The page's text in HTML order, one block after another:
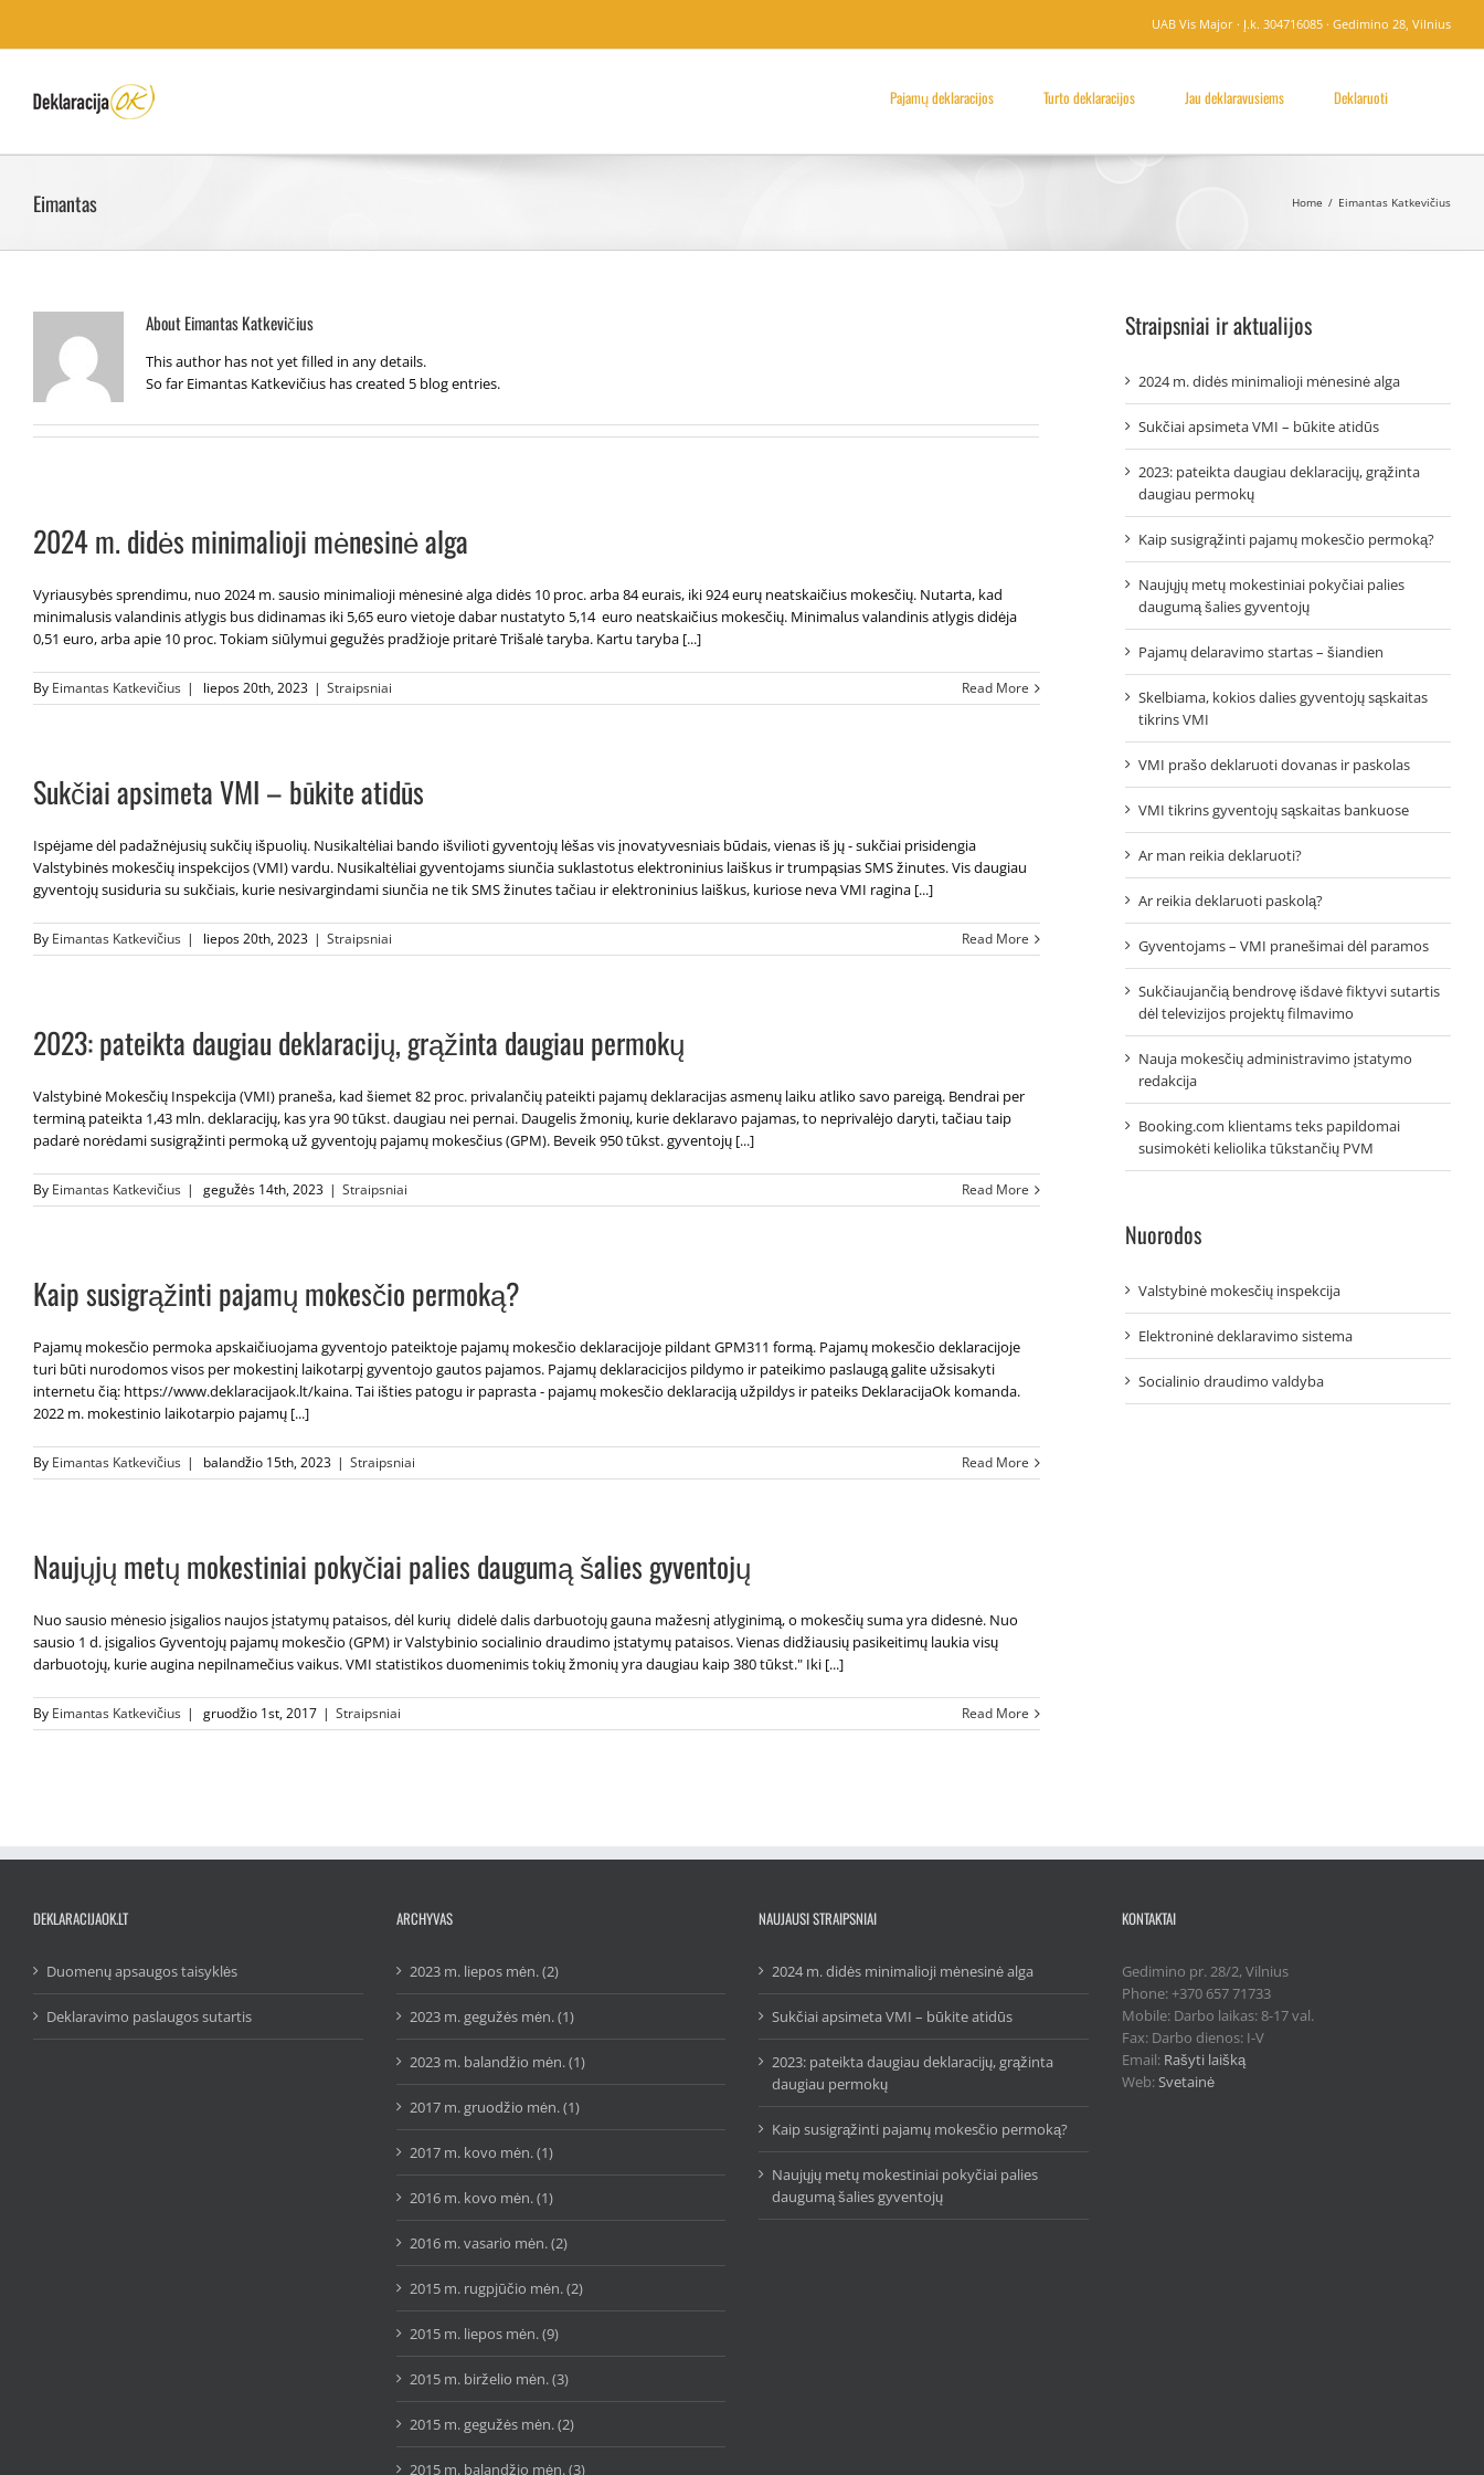
UAB Vis Major · Į.k. 304716085 · Gedimino 28, Vilnius
Pajamų deklaracijos Turto deklaracijos Jau deklaravusiems Deklaruoti
Eimantas Home / Eimantas Katkevičius
AboutEimantas Katkevičius
This author has not yet filled in any details.
So far Eimantas Katkevičius has created 5 blog entries.
2024 m. didės minimalioji mėnesinė alga
Vyriausybės sprendimu, nuo 2024 m. sausio minimalioji mėnesinė alga didės 10 proc. arba 84 eurais, iki 924 eurų neatskaičius mokesčių. Nutarta, kad
minimalusis valandinis atlygis bus didinamas iki 5,65 euro vietoje dabar nustatyto 5,14 euro neatskaičius mokesčių. Minimalus valandinis atlygis didėja
0,51 euro, arba apie 10 proc. Tokiam siūlymui gegužės pradžioje pritarė Trišalė taryba. Kartu taryba [...]
By Eimantas Katkevičius | liepos 20th, 2023 | Straipsniai Read More
Sukčiai apsimeta VMI – būkite atidūs
Ispėjame dėl padažnėjusių sukčių išpuolių. Nusikaltėliai bando išvilioti gyventojų lėšas vis įnovatyvesniais būdais, vienas iš jų - sukčiai prisidengia
Valstybinės mokesčių inspekcijos (VMI) vardu. Nusikaltėliai gyventojams siunčia suklastotus elektroninius laiškus ir trumpąsias SMS žinutes. Vis daugiau
gyventojų susiduria su sukčiais, kurie nesivargindami siunčia ne tik SMS žinutes tačiau ir elektroninius laiškus, kuriose neva VMI ragina [...]
By Eimantas Katkevičius | liepos 20th, 2023 | Straipsniai Read More
2023: pateikta daugiau deklaracijų, grąžinta daugiau permokų
Valstybinė Mokesčių Inspekcija (VMI) praneša, kad šiemet 82 proc. privalančių pateikti pajamų deklaracijas asmenų laiku atliko savo pareigą. Bendrai per
terminą pateikta 1,43 mln. deklaracijų, kas yra 90 tūkst. daugiau nei pernai. Daugelis žmonių, kurie deklaravo pajamas, to neprivalėjo daryti, tačiau taip
padarė norėdami susigrąžinti permoką už gyventojų pajamų mokesčius (GPM). Beveik 950 tūkst. gyventojų [...]
By Eimantas Katkevičius | gegužės 14th, 2023 | Straipsniai Read More
Kaip susigrąžinti pajamų mokesčio permoką?
Pajamų mokesčio permoka apskaičiuojama gyventojo pateiktoje pajamų mokesčio deklaracijoje pildant GPM311 formą. Pajamų mokesčio deklaracijoje
turi būti nurodomos visos per mokestinį laikotarpį gyventojo gautos pajamos. Pajamų deklaracicijos pildymo ir pateikimo paslaugą galite užsisakyti
internetu čią: https://www.deklaracijaok.lt/kaina. Tai išties patogu ir paprasta - pajamų mokesčio deklaraciją užpildys ir pateiks DeklaracijaOk komanda.
2022 m. mokestinio laikotarpio pajamų [...]
By Eimantas Katkevičius | balandžio 15th, 2023 | Straipsniai Read More
Naujųjų metų mokestiniai pokyčiai palies daugumą šalies gyventojų
Nuo sausio mėnesio įsigalios naujos įstatymų pataisos, dėl kurių didelė dalis darbuotojų gauna mažesnį atlyginimą, o mokesčių suma yra didesnė. Nuo
sausio 1 d. įsigalios Gyventojų pajamų mokesčio (GPM) ir Valstybinio socialinio draudimo įstatymų pataisos. Vienas didžiausių pasikeitimų laukia visų
darbuotojų, kurie augina nepilnamečius vaikus. VMI statistikos duomenimis tokių žmonių yra daugiau kaip 380 tūkst." Iki [...]
By Eimantas Katkevičius | gruodžio 1st, 2017 | Straipsniai Read More
Straipsniai ir aktualijos
2024 m. didės minimalioji mėnesinė alga
Sukčiai apsimeta VMI – būkite atidūs
2023: pateikta daugiau deklaracijų, grąžinta
daugiau permokų
Kaip susigrąžinti pajamų mokesčio permoką?
Naujųjų metų mokestiniai pokyčiai palies
daugumą šalies gyventojų
Pajamų delaravimo startas – šiandien
Skelbiama, kokios dalies gyventojų sąskaitas
tikrins VMI
VMI prašo deklaruoti dovanas ir paskolas
VMI tikrins gyventojų sąskaitas bankuose
Ar man reikia deklaruoti?
Ar reikia deklaruoti paskolą?
Gyventojams – VMI pranešimai dėl paramos
Sukčiaujančią bendrovę išdavė fiktyvi sutartis
dėl televizijos projektų filmavimo
Nauja mokesčių administravimo įstatymo
redakcija
Booking.com klientams teks papildomai
susimokėti keliolika tūkstančių PVM
Nuorodos
Valstybinė mokesčių inspekcija
Elektroninė deklaravimo sistema
Socialinio draudimo valdyba
DEKLARACIJAOK.LT
Duomenų apsaugos taisyklės
Deklaravimo paslaugos sutartis
ARCHYVAS
2023 m. liepos mėn. (2)
2023 m. gegužės mėn. (1)
2023 m. balandžio mėn. (1)
2017 m. gruodžio mėn. (1)
2017 m. kovo mėn. (1)
2016 m. kovo mėn. (1)
2016 m. vasario mėn. (2)
2015 m. rugpjūčio mėn. (2)
2015 m. liepos mėn. (9)
2015 m. birželio mėn. (3)
2015 m. gegužės mėn. (2)
2015 m. balandžio mėn. (3)
NAUJAUSI STRAIPSNIAI
2024 m. didės minimalioji mėnesinė alga
Sukčiai apsimeta VMI – būkite atidūs
2023: pateikta daugiau deklaracijų, grąžinta
daugiau permokų
Kaip susigrąžinti pajamų mokesčio permoką?
Naujųjų metų mokestiniai pokyčiai palies
daugumą šalies gyventojų
KONTAKTAI
Gedimino pr. 28/2, Vilnius
Phone: +370 657 71733
Mobile: Darbo laikas: 8-17 val.
Fax: Darbo dienos: I-V
Email: Rašyti laišką
Web:Svetainė